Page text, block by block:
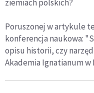
ziemiach polskich?
Poruszonej w artykule
konferencja naukowa:
opisu historii, czy
Akademia Ignatianum w